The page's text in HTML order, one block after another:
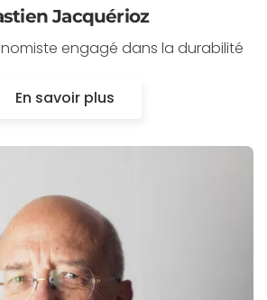
Jacquérioz
engagé dans la durabilité
En savoir plus